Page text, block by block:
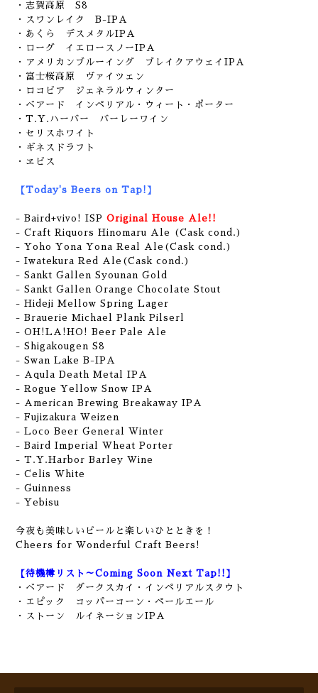
・志賀高原 S8
・スワンレイク B-IPA
・あくら デスメタルIPA
・ローグ イエロースノーIPA
・アメリカンブルーイング ブレイクアウェイIPA
・富士桜高原 ヴァイツェン
・ロコビア ジェネラルウィンター
・ベアード インペリアル・ウィート・ポーター
・T.Y.ハーバー バーレーワイン
・セリスホワイト
・ギネスドラフト
・ヱビス
【Today's Beers on Tap!】
- Baird+vivo! ISP Original House Ale!!
- Craft Riquors Hinomaru Ale (Cask cond.)
- Yoho Yona Yona Real Ale(Cask cond.)
- Iwatekura Red Ale(Cask cond.)
- Sankt Gallen Syounan Gold
- Sankt Gallen Orange Chocolate Stout
- Hideji Mellow Spring Lager
- Brauerie Michael Plank Pilserl
- OH!LA!HO! Beer Pale Ale
- Shigakougen S8
- Swan Lake B-IPA
- Aqula Death Metal IPA
- Rogue Yellow Snow IPA
- American Brewing Breakaway IPA
- Fujizakura Weizen
- Loco Beer General Winter
- Baird Imperial Wheat Porter
- T.Y.Harbor Barley Wine
- Celis White
- Guinness
- Yebisu
今夜も美味しいビールと楽しいひとときを！
Cheers for Wonderful Craft Beers!
【待機樽リスト～Coming Soon Next Tap!!】
・ベアード ダークスカイ・インペリアルスタウト
・エピック コッパーコーン・ペールエール
・ストーン ルイネーションIPA